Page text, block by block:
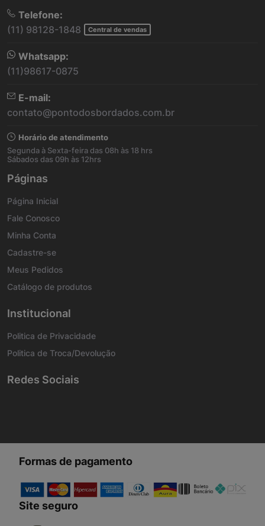
Telefone:
(11) 98128-1848
Central de vendas
Whatsapp:
(11)98617-0875
E-mail:
contato@pontodosbordados.com.br
Horário de atendimento
Segunda à Sexta-feira das 08h às 18 hrs
Sábados das 09h às 12hrs
Páginas
Página Inicial
Fale Conosco
Minha Conta
Cadastre-se
Meus Pedidos
Catálogo de produtos
Institucional
Politica de Privacidade
Politica de Troca/Devolução
Redes Sociais
Formas de pagamento
Site seguro